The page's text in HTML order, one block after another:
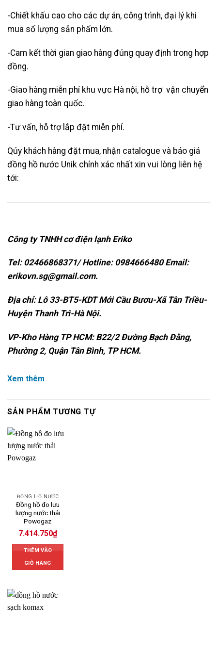
-Chiết khấu cao cho các dự án, công trình, đại lý khi
mua số lượng sản phẩm lớn.
-Cam kết thời gian giao hàng đúng quay định trong hợp
đồng.
-Giao hàng miễn phí khu vực Hà nội, hỗ trợ vận chuyển
giao hàng toàn quốc.
-Tư vấn, hỗ trợ lắp đặt miễn phí.
Qúy khách hàng đặt mua, nhận catalogue và báo giá
đồng hồ nước Unik chính xác nhất xin vui lòng liên hệ
tới:
Công ty TNHH cơ điện lạnh Eriko
Tel: 02466868371/ Hotline: 0984666480 Email:
erikovn.sg@gmail.com.
Địa chỉ: Lô 33-BT5-KDT Mới Cầu Bươu-Xã Tân Triều-
Huyện Thanh Trì-Hà Nội.
VP-Kho Hàng TP HCM: B22/2 Đường Bạch Đằng,
Phường 2, Quận Tân Bình, TP HCM.
Xem thêm
SẢN PHẨM TƯƠNG TỰ
ĐỒNG HỒ NƯỚC
Đồng hồ đo lưu
lượng nước thải
Powogaz
7.414.750₫
THÊM VÀO
GIỎ HÀNG